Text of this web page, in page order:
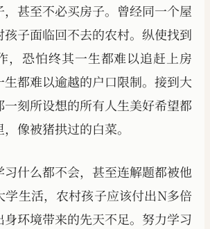
甚至不必买房子。曾经同一个屋
子面临回不去的农村。纵使找到
，恐怕终其一生都难以追赶上房
生都难以逾越的户口限制。接到大
一刻所设想的所有人生美好希望都
像被猪拱过的白菜。
习什么都不会，甚至连解题都被他
学生活，农村孩子应该付出N多倍
身环境带来的先天不足。努力学习